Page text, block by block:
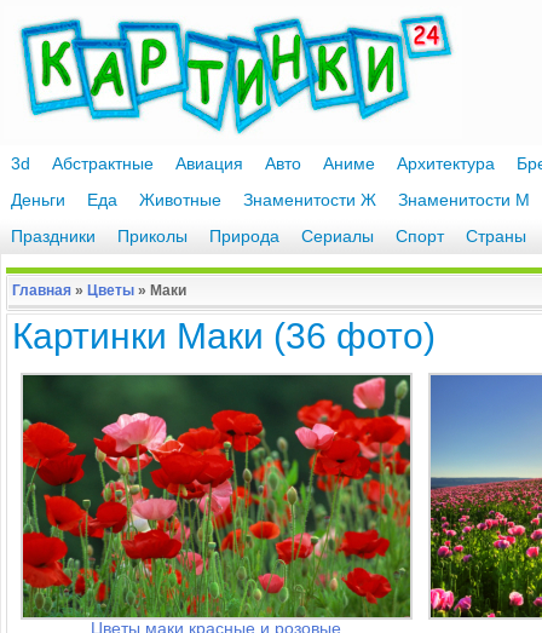
3d Абстрактные Авиация Авто Аниме Архитектура
Деньги
Еда Животные Знаменитости Ж
Знаменитости М
Праздники
Приколы Природа Сериалы Спорт Страны
Главная » Цветы » Маки
Картинки Маки (36 фото)
Цветы маки красные и розовые